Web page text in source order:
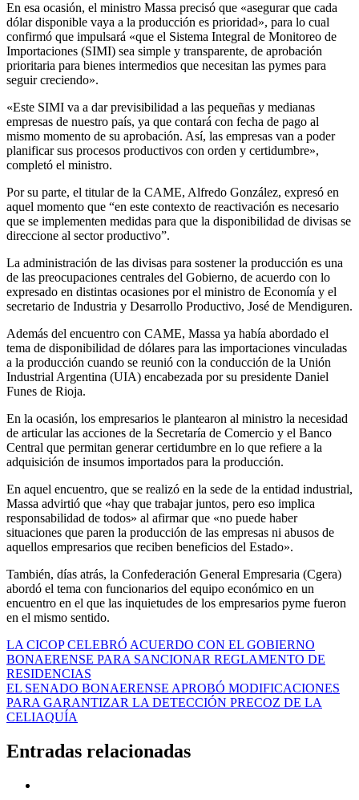
En esa ocasión, el ministro Massa precisó que «asegurar que cada
dólar disponible vaya a la producción es prioridad», para lo cual
confirmó que impulsará «que el Sistema Integral de Monitoreo de
Importaciones (SIMI) sea simple y transparente, de aprobación
prioritaria para bienes intermedios que necesitan las pymes para
seguir creciendo».
«Este SIMI va a dar previsibilidad a las pequeñas y medianas
empresas de nuestro país, ya que contará con fecha de pago al
mismo momento de su aprobación. Así, las empresas van a poder
planificar sus procesos productivos con orden y certidumbre»,
completó el ministro.
Por su parte, el titular de la CAME, Alfredo González, expresó en
aquel momento que “en este contexto de reactivación es necesario
que se implementen medidas para que la disponibilidad de divisas se
direccione al sector productivo”.
La administración de las divisas para sostener la producción es una
de las preocupaciones centrales del Gobierno, de acuerdo con lo
expresado en distintas ocasiones por el ministro de Economía y el
secretario de Industria y Desarrollo Productivo, José de Mendiguren.
Además del encuentro con CAME, Massa ya había abordado el
tema de disponibilidad de dólares para las importaciones vinculadas
a la producción cuando se reunió con la conducción de la Unión
Industrial Argentina (UIA) encabezada por su presidente Daniel
Funes de Rioja.
En la ocasión, los empresarios le plantearon al ministro la necesidad
de articular las acciones de la Secretaría de Comercio y el Banco
Central que permitan generar certidumbre en lo que refiere a la
adquisición de insumos importados para la producción.
En aquel encuentro, que se realizó en la sede de la entidad industrial,
Massa advirtió que «hay que trabajar juntos, pero eso implica
responsabilidad de todos» al afirmar que «no puede haber
situaciones que paren la producción de las empresas ni abusos de
aquellos empresarios que reciben beneficios del Estado».
También, días atrás, la Confederación General Empresaria (Cgera)
abordó el tema con funcionarios del equipo económico en un
encuentro en el que las inquietudes de los empresarios pyme fueron
en el mismo sentido.
Navegación
de
entradas
LA CICOP CELEBRÓ ACUERDO CON EL GOBIERNO
BONAERENSE PARA SANCIONAR REGLAMENTO DE
RESIDENCIAS
EL SENADO BONAERENSE APROBÓ MODIFICACIONES
PARA GARANTIZAR LA DETECCIÓN PRECOZ DE LA
CELIAQUÍA
Entradas relacionadas